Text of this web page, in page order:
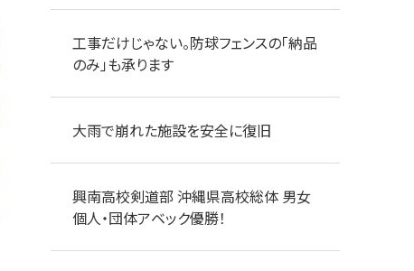
工事だけじゃない。防球フェンスの「納品
のみ」も承ります
大雨で崩れた施設を安全に復旧
興南高校剣道部 沖縄県高校総体 男女
個人・団体アベック優勝！